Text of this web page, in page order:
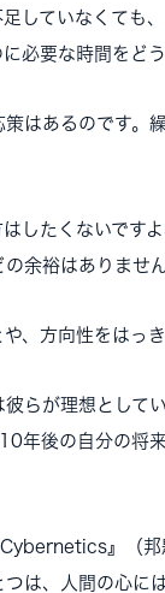
していなくても
必要な時間をど
はあるのです。
したくないです
余裕はありません
、方向性をはっ
らが理想として
年後の自分の将
』（
は、人間の心に